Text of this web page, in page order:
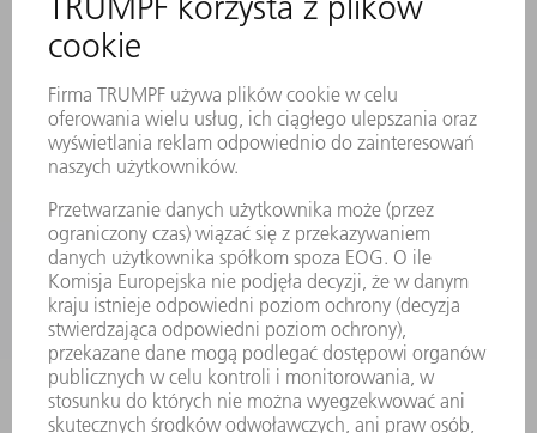
SERWIS ONLINE
KONTAKT
LOKALIZACJE
WYDARZENIA I TERMINY
SUBSKRYPCJA NEWSLETTERA
MYTRUMPF
KARTY BEZPIECZEŃSTWA
PRODUKTY
MASZYNY & SYSTEMY
LASER
ENERGOELEKTRONIKA
ELEKTRONARZĘDZIA
SMART FACTORY
OPROGRAMOWANIE
USŁUGI SERWISOWE
ZASTOSOWANIA
BRANŻE